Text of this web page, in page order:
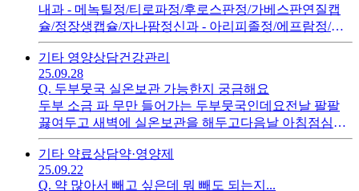
내과 - 메녹틸정/티로파정/후로스판정/가베스판연질캡
슐/정장생캡슐/자나팜정신과 - 아리피졸정/에프람정/베
아파모정/환인부스피론정/에나폰정이렇게랑 마그오캡
슐 같이 복용이 가능한가요?
기타 영양상담건강관리
25.09.28
Q. 두부뭇국 실온보관 가능한지 궁금해요
두부 소금 파 무만 들어가는 두부뭇국인데요전날 팔팔
끓여두고 새벽에 실온보관을 해두고다음날 아침점심저
녁 먹으려고 하는데 괜찮나요?먹을 때 다시 팔팔 끓이고
먹으려구 해요두부가 쉽게 상한다길래 걱정이 되어서요
기타 약료상담약·영양제
25.09.22
Q. 약 많아서 빼고 싶은데 뭐 빼도 되는지...